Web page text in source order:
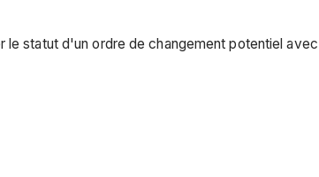
statut d'un ordre de changement potentiel